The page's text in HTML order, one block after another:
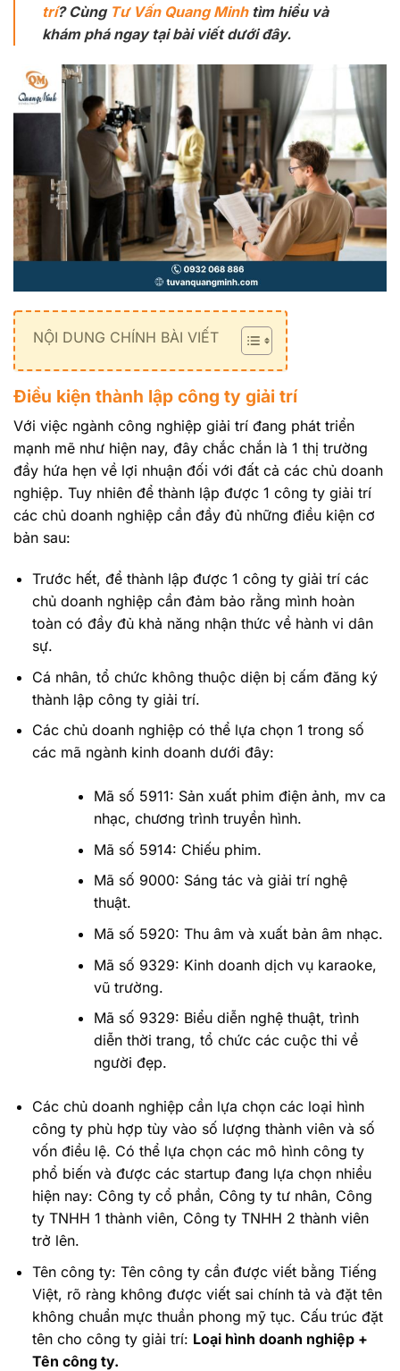
trí? Cùng Tư Vấn Quang Minhtìm hiểu và
khám phá ngay tại bài viết dưới đây.
NỘI DUNG CHÍNH BÀI VIẾT
Điều kiện thành lập công ty giải trí
Với việc ngành công nghiệp giải trí đang phát triển
mạnh mẽ như hiện nay, đây chắc chắn là 1 thị trường
đầy hứa hẹn về lợi nhuận đối với đất cả các chủ doanh
nghiệp. Tuy nhiên để thành lập được 1 công ty giải trí
các chủ doanh nghiệp cần đầy đủ những điều kiện cơ
bản sau:
Trước hết, để thành lập được 1 công ty giải trí các
chủ doanh nghiệp cần đảm bảo rằng mình hoàn
toàn có đầy đủ khả năng nhận thức về hành vi dân
sự.
Cá nhân, tổ chức không thuộc diện bị cấm đăng ký
thành lập công ty giải trí.
Các chủ doanh nghiệp có thể lựa chọn 1 trong số
các mã ngành kinh doanh dưới đây:
Mã số 5911: Sản xuất phim điện ảnh, mv ca
nhạc, chương trình truyền hình.
Mã số 5914: Chiếu phim.
Mã số 9000: Sáng tác và giải trí nghệ
thuật.
Mã số 5920: Thu âm và xuất bản âm nhạc.
Mã số 9329: Kinh doanh dịch vụ karaoke,
vũ trường.
Mã số 9329: Biểu diễn nghệ thuật, trình
diễn thời trang, tổ chức các cuộc thi về
người đẹp.
Các chủ doanh nghiệp cần lựa chọn các loại hình
công ty phù hợp tùy vào số lượng thành viên và số
vốn điều lệ. Có thể lựa chọn các mô hình công ty
phổ biến và được các startup đang lựa chọn nhiều
hiện nay: Công ty cổ phần, Công ty tư nhân, Công
ty TNHH 1 thành viên, Công ty TNHH 2 thành viên
trở lên.
Tên công ty: Tên công ty cần được viết bằng Tiếng
Việt, rõ ràng không được viết sai chính tả và đặt tên
không chuẩn mực thuần phong mỹ tục. Cấu trúc đặt
tên cho công ty giải trí: Loại hình doanh nghiệp +
Tên công ty.